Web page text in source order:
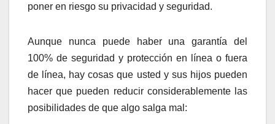
poner en riesgo su privacidad y seguridad.
Aunque nunca puede haber una garantía del
100% de seguridad y protección en línea o fuera
de línea, hay cosas que usted y sus hijos pueden
hacer que pueden reducir considerablemente las
posibilidades de que algo salga mal: